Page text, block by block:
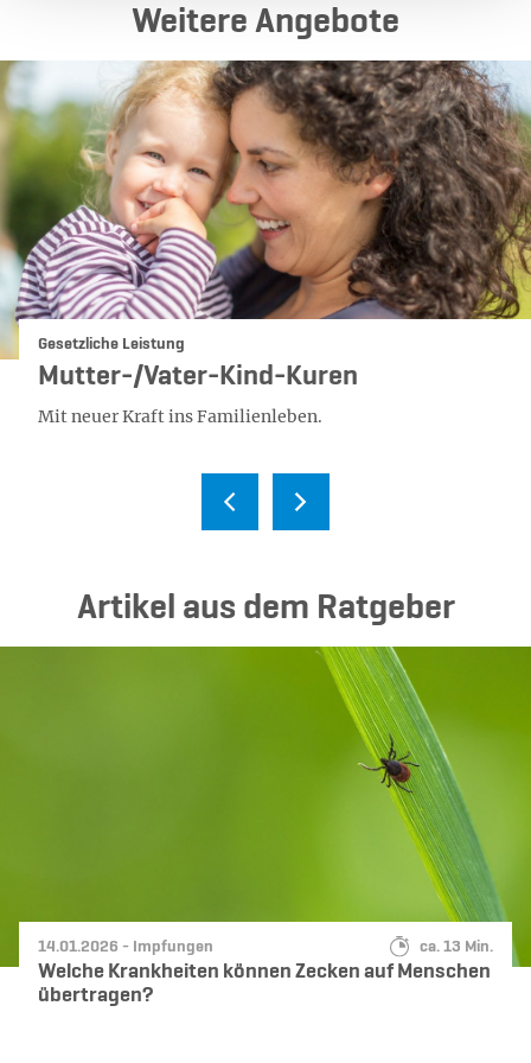
Weitere Angebote
Kategorie:
Gesetzliche Leistung
Mutter-/Vater-Kind-Kuren
Mit neuer Kraft ins Familienleben.
Ar­ti­kel aus dem Rat­ge­ber
Datum:
14.01.2026 - Kategorie:
Impfungen Lesedauer:
ca. 13 Min.
Welche Krankheiten können Zecken auf Menschen
übertragen?